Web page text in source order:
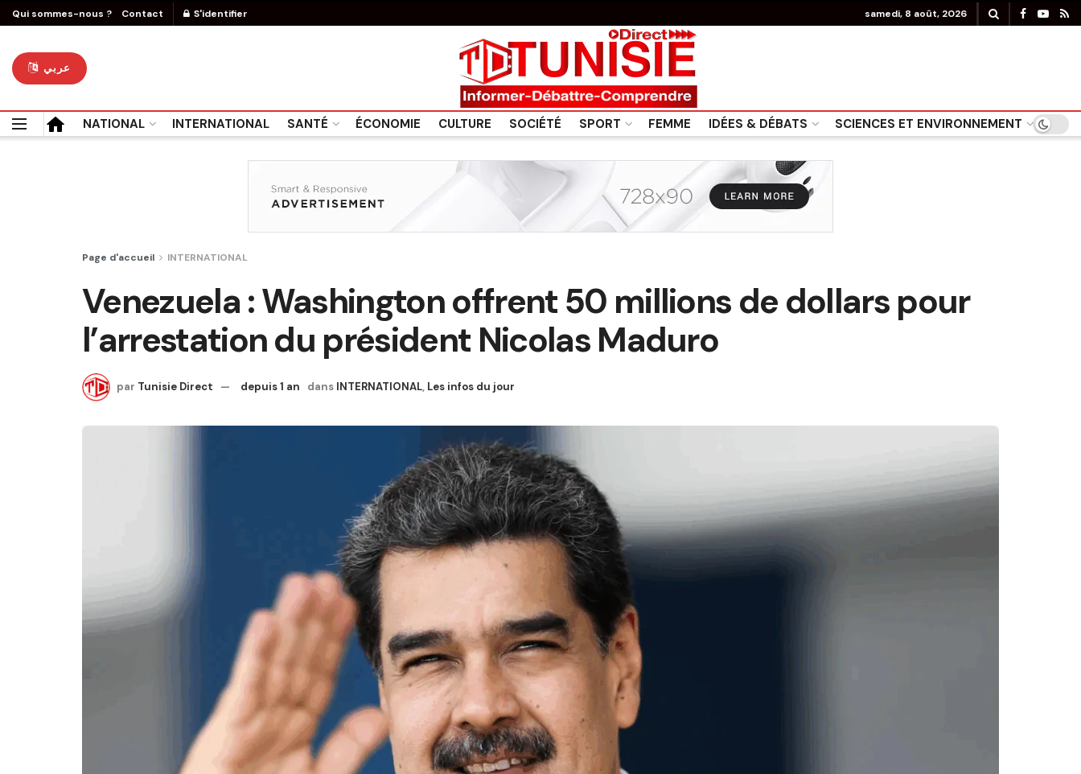
Qui sommes-nous ? Contact S'identifier samedi, 8 août, 2026
عربي
NATIONAL INTERNATIONAL SANTÉ ÉCONOMIE CULTURE SOCIÉTÉ SPORT FEMME IDÉES & DÉBATS SCIENCES ET ENVIRONNEMENT
Page d'accueil INTERNATIONAL
Venezuela : Washington offrent 50 millions de dollars pour
l’arrestation du président Nicolas Maduro
par Tunisie Direct depuis 1 an dans INTERNATIONAL, Les infos du jour